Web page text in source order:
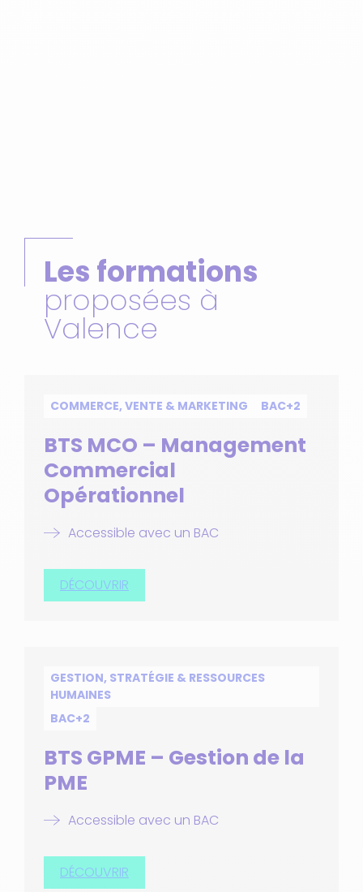
Les formations
proposées à
Valence
COMMERCE, VENTE & MARKETING BAC+2
BTS MCO – Management
Commercial
Opérationnel
Accessible avec un BAC
DÉCOUVRIR
GESTION, STRATÉGIE & RESSOURCES
HUMAINES
BAC+2
BTS GPME – Gestion de la
PME
Accessible avec un BAC
DÉCOUVRIR